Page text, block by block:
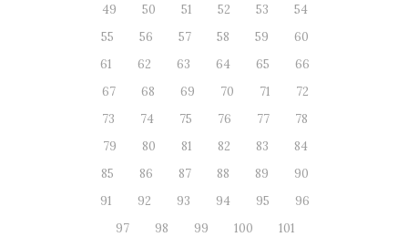
49
50 51 52 53
54
55
56 57 58 59
60
61
62 63 64 65
66
67
68 69 70 71
72
73
74 75 76 77
78
79
80 81 82 83
84
85
86 87 88 89
90
91
92 93 94 95
96
97
98 99 100
101